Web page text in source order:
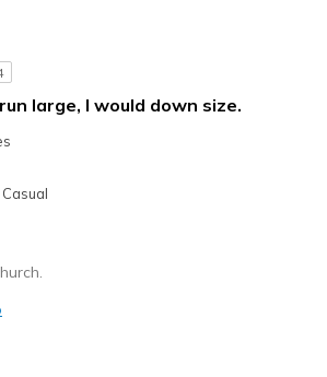
I'm Into Shoes
large, I would down size.
Casual